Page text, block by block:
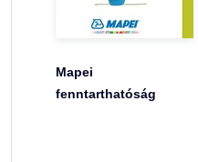
Mapei
fenntarthatóság